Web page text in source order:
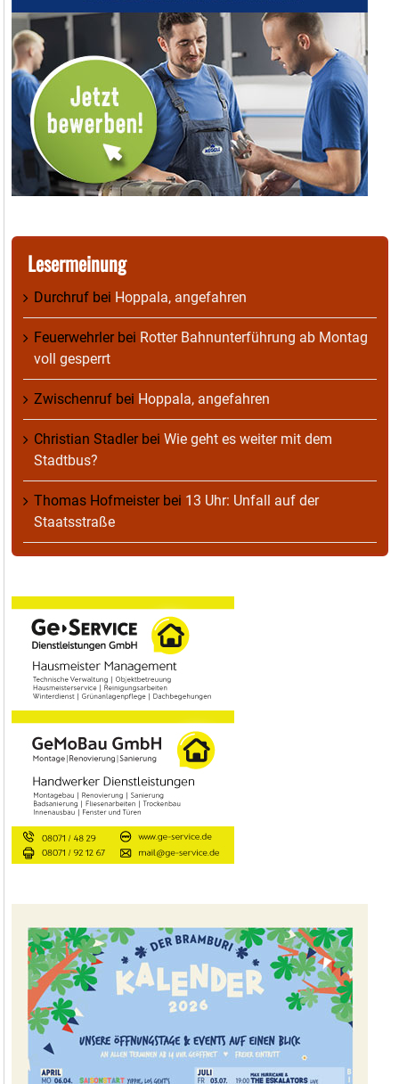
Lesermeinung
Durchruf bei Hoppala, angefahren
Feuerwehrlerbei Rotter Bahnunterführung ab Montag
voll gesperrt
Zwischenruf bei Hoppala, angefahren
Christian Stadlerbei Wie geht es weiter mit dem
Stadtbus?
Thomas Hofmeisterbei 13 Uhr: Unfall auf der
Staatsstraße